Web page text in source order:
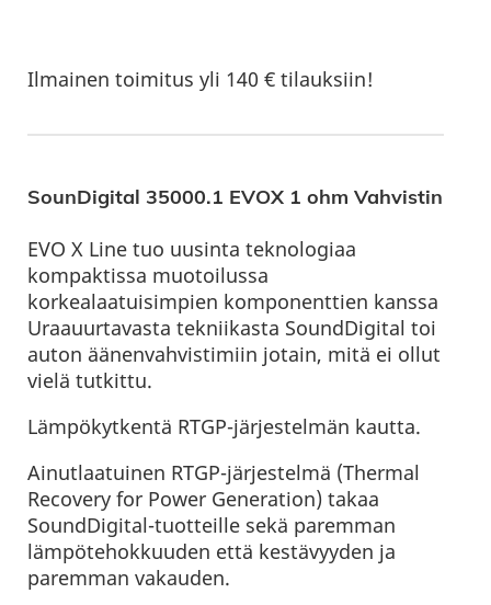
Ilmainen toimitus yli 140 € tilauksiin!
SounDigital 35000.1 EVOX 1 ohm Vahvistin
EVO X Line tuo uusinta teknologiaa
kompaktissa muotoilussa
korkealaatuisimpien komponenttien kanssa
Uraauurtavasta tekniikasta SoundDigital toi
auton äänenvahvistimiin jotain, mitä ei ollut
vielä tutkittu.
Lämpökytkentä RTGP-järjestelmän kautta.
Ainutlaatuinen RTGP-järjestelmä (Thermal
Recovery for Power Generation) takaa
SoundDigital-tuotteille sekä paremman
lämpötehokkuuden että kestävyyden ja
paremman vakauden.